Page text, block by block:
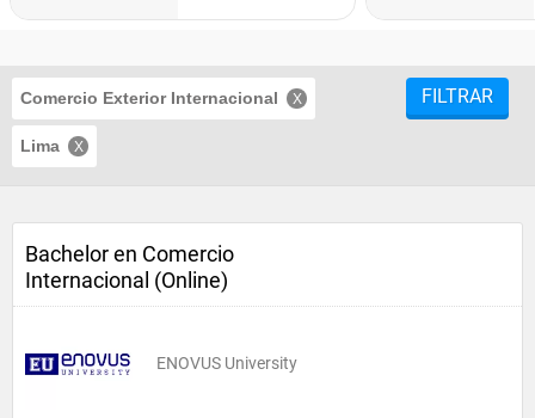
Comercio Exterior Internacional
Lima
FILTRAR
Bachelor en Comercio
Internacional (Online)
ENOVUS University